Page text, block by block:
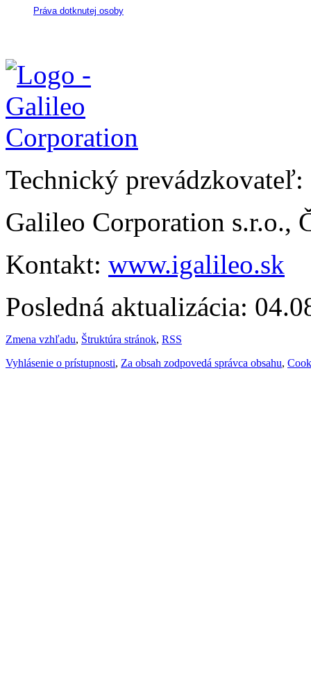
Práva dotknutej osoby
Technický prevádzkovateľ:
Galileo Corporation s.r.o.,
Kontakt: www.igalileo.sk
Posledná aktualizácia:
Zmena vzhľadu, Štruktúra stránok, RSS
Vyhlásenie o prístupnosti, Za obsah zodpovedá správca obsahu,